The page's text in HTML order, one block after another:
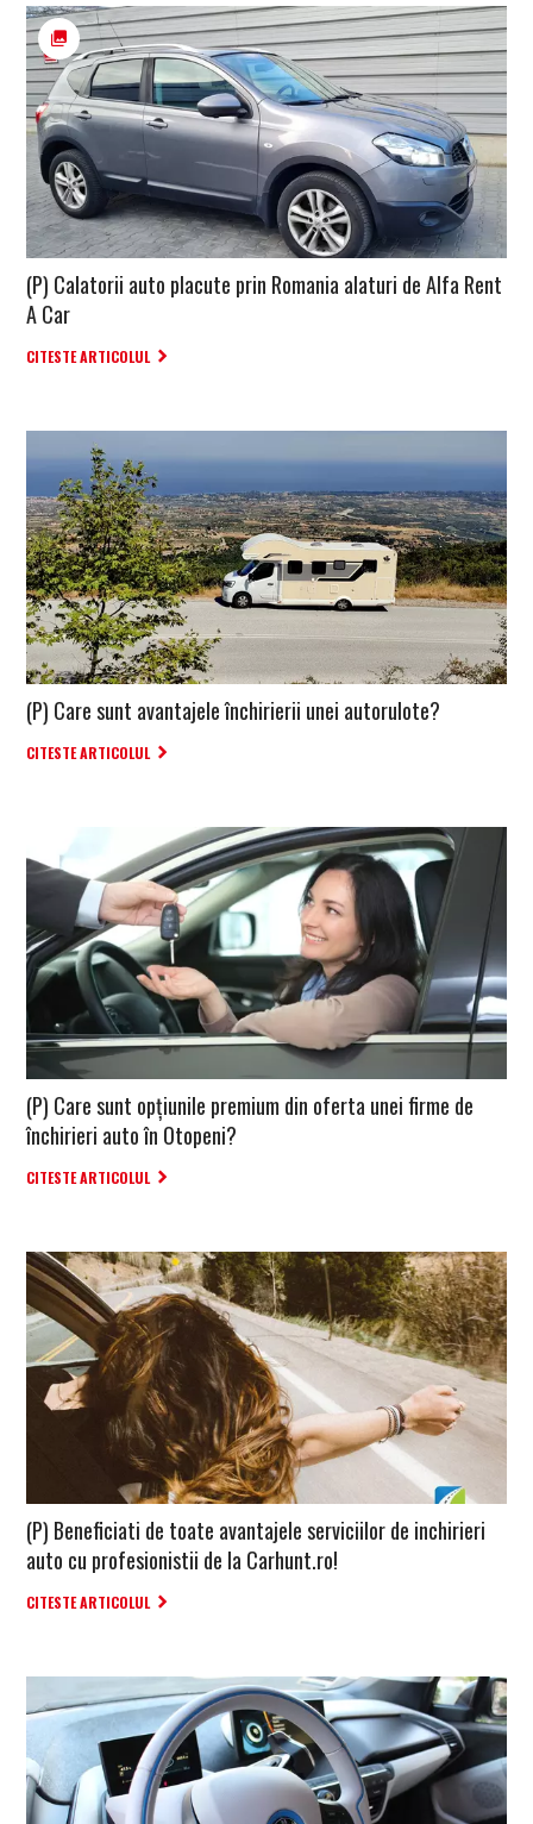
(P) Calatorii auto placute prin Romania alaturi de Alfa Rent
A Car
CITESTE ARTICOLUL
(P) Care sunt avantajele închirierii unei autorulote?
CITESTE ARTICOLUL
(P) Care sunt opțiunile premium din oferta unei firme de
închirieri auto în Otopeni?
CITESTE ARTICOLUL
(P) Beneficiati de toate avantajele serviciilor de inchirieri
auto cu profesionistii de la Carhunt.ro!
CITESTE ARTICOLUL